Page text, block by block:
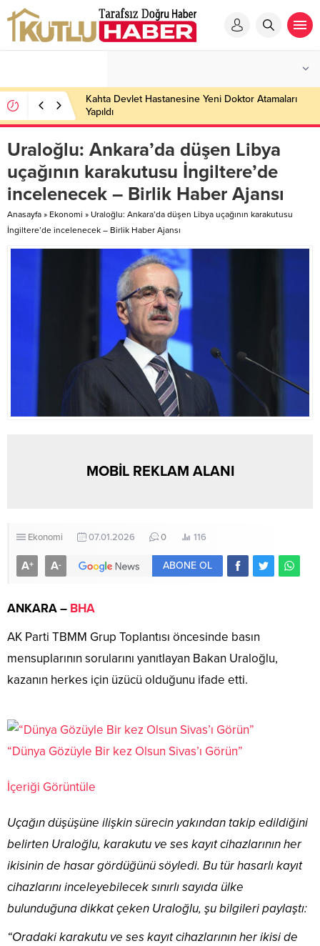
Kahta Devlet Hastanesine Yeni Doktor Atamaları
Yapıldı
Uraloğlu: Ankara’da düşen Libya
uçağının karakutusu İngiltere’de
incelenecek – Birlik Haber Ajansı
Anasayfa » Ekonomi » Uraloğlu: Ankara’da düşen Libya uçağının karakutusu
İngiltere’de incelenecek – Birlik Haber Ajansı
MOBİL REKLAM ALANI
Ekonomi 07.01.2026 0 116
A+ A- ABONE OL
ANKARA – BHA
AK Parti TBMM Grup Toplantısı öncesinde basın
mensuplarının sorularını yanıtlayan Bakan Uraloğlu,
kazanın herkes için üzücü olduğunu ifade etti.
“Dünya Gözüyle Bir kez Olsun Sivas’ı Görün”
İçeriği Görüntüle
Uçağın düşüşüne ilişkin sürecin yakından takip edildiğini
belirten Uraloğlu, karakutu ve ses kayıt cihazlarının her
ikisinin de hasar gördüğünü söyledi. Bu tür hasarlı kayıt
cihazlarını inceleyebilecek sınırlı sayıda ülke
bulunduğuna dikkat çeken Uraloğlu, şu bilgileri paylaştı:
“Oradaki karakutu ve ses kayıt cihazlarının her ikisi de